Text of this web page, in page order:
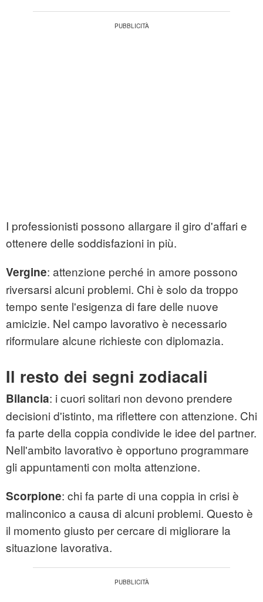
I professionisti possono allargare il giro d'affari e
ottenere delle soddisfazioni in più.
Vergine: attenzione perché in amore possono
riversarsi alcuni problemi. Chi è solo da troppo
tempo sente l'esigenza di fare delle nuove
amicizie. Nel campo lavorativo è necessario
riformulare alcune richieste con diplomazia.
Il resto dei segni zodiacali
Bilancia: i cuori solitari non devono prendere
decisioni d'istinto, ma riflettere con attenzione. Chi
fa parte della coppia condivide le idee del partner.
Nell'ambito lavorativo è opportuno programmare
gli appuntamenti con molta attenzione.
Scorpione: chi fa parte di una coppia in crisi è
malinconico a causa di alcuni problemi. Questo è
il momento giusto per cercare di migliorare la
situazione lavorativa.